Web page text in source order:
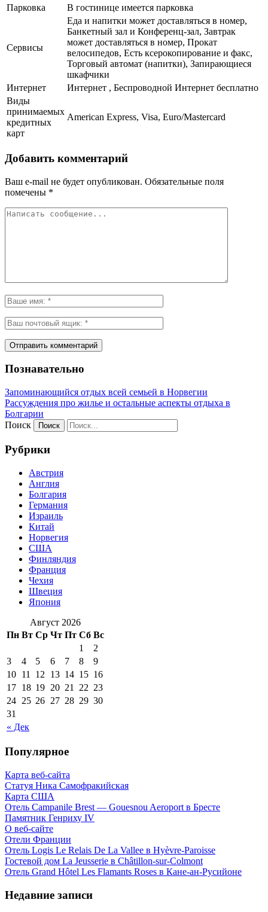
Парковка В гостинице имеется парковка
Сервисы
Еда и напитки может доставляться в номер,
Банкетный зал и Конференц-зал, Завтрак
может доставляться в номер, Прокат
велосипедов, Есть ксерокопирование и факс,
Торговый автомат (напитки), Запирающиеся
шкафчики
Интернет
Интернет , Беспроводной Интернет бесплатно
Виды
принимаемых
кредитных
карт
American Express, Visa, Euro/Mastercard
Добавить комментарий
Ваш e-mail не будет опубликован. Обязательные поля
помечены *
Познавательно
Запоминающийся отдых всей семьей в Норвегии
Рассуждения про жилье и остальные аспекты отдыха в
Болгарии
Поиск
Рубрики
Австрия
Англия
Болгария
Германия
Израиль
Китай
Норвегия
США
Финляндия
Франция
Чехия
Швеция
Япония
Август 2026
Пн Вт Ср Чт Пт Сб Вс
« Дек
1
2
3
4 5 6 7 8
9
10 11 12 13 14 15 16
17 18 19 20 21 22 23
24 25 26 27 28 29 30
31
Популярное
Карта веб-сайта
Статуя Ника Самофракийская
Карта США
Отель Campanile Brest — Gouesnou Aeroport в Бресте
Памятник Генриху IV
О веб-сайте
Отели Франции
Отель Logis Le Relais De La Vallee в Hyèvre-Paroisse
Гостевой дом La Jeusserie в Châtillon-sur-Colmont
Отель Grand Hôtel Les Flamants Roses в Кане-ан-Русийоне
Недавние записи